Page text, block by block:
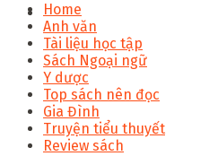
Home
Anh văn
Tài liệu học tập
Sách Ngoại ngữ
Y dược
Top sách nên đọc
Gia Đình
Truyện tiểu thuyết
Review sách